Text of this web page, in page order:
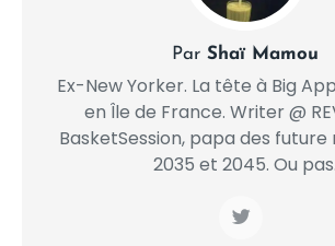
Par Shaï Mamou
Ex-New Yorker. La tête à Big
en Île de France. Writer @
BasketSession, papa des future
2035 et 2045. Ou pas.